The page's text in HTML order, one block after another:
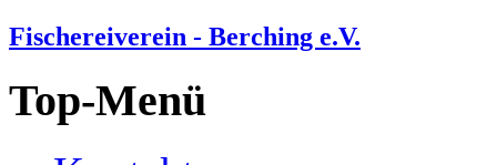
Fischereiverein - Berching e.V.
Top-Menü